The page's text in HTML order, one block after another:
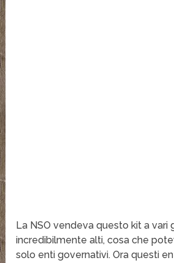
La NSO vendeva questo kit a vari
incredibilmente alti, cosa che
solo enti governativi. Ora questi